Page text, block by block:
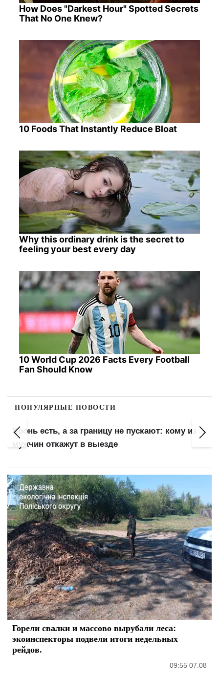
How Does "Darkest Hour" Spotted Secrets
That No One Knew?
10 Foods That Instantly Reduce Bloat
Why this ordinary drink is the secret to
feeling your best every day
10 World Cup 2026 Facts Every Football
Fan Should Know
ПОПУЛЯРНЫЕ НОВОСТИ
Бронь есть, а за границу не пускают: кому из
мужчин откажут в выезде
Горели свалки и массово вырубали леса:
экоинспекторы подвели итоги недельных
рейдов.
09:55 07.08